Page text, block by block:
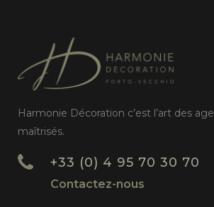
Harmonie Décoration c’est l’art des
maîtrisés.
+33 (0) 4 95 70 30 70
Contactez-nous